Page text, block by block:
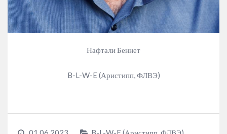
Нафтали Беннет
B-L-W-E (Аристипп, ФЛВЭ)